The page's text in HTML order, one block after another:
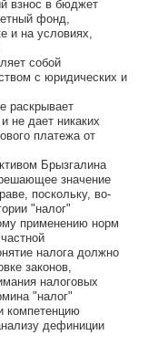
взнос в бюджет
фонд,
и на условиях,
собой
с юридических и
раскрывает
не дает никаких
платежа от
Брызгалина
значение
поскольку, во-
"налог"
применению норм
налога должно
законов,
налоговых
"налог"
компетенцию
дефиниции